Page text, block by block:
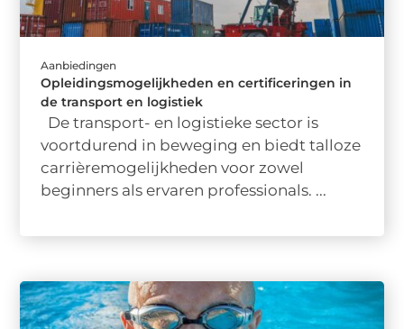
Aanbiedingen
Opleidingsmogelijkheden en certificeringen in
de transport en logistiek
De transport- en logistieke sector is
voortdurend in beweging en biedt talloze
carrièremogelijkheden voor zowel
beginners als ervaren professionals. ...